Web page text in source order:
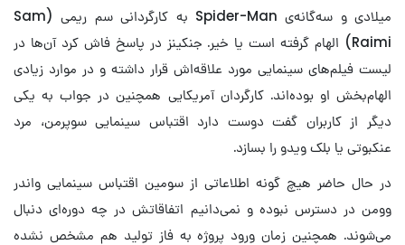
میلادی و سه‌گانه‌ی Spider-Man به کارگردانی سم ریمی (Sam
Raimi) الهام گرفته است یا خیر. جنکینز در پاسخ فاش کرد آن‌ها در
لیست فیلم‌های سینمایی مورد علاقه‌اش قرار داشته و در موارد زیادی
الهام‌بخش او بوده‌اند. کارگردان آمریکایی همچنین در جواب به یکی
دیگر از کاربران گفت دوست دارد اقتباس سینمایی سوپرمن، مرد
عنکبوتی یا بلک ویدو را بسازد.
در حال حاضر هیچ گونه اطلاعاتی از سومین اقتباس سینمایی واندر
وومن در دسترس نبوده و نمی‌دانیم اتفاقاتش در چه دوره‌ای دنبال
می‌شوند. همچنین زمان ورود پروژه به فاز تولید هم مشخص نشده